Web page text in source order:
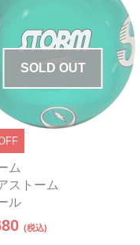
SOLD OUT
ム
ストーム
ル
(税込)